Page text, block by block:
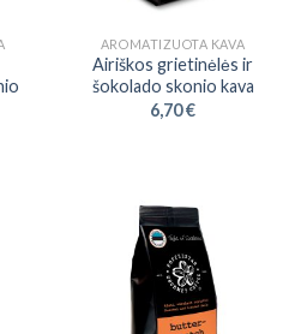
AROMATIZUOTA KAVA
Airiškos grietinėlės ir
šokolado skonio kava
6,70€